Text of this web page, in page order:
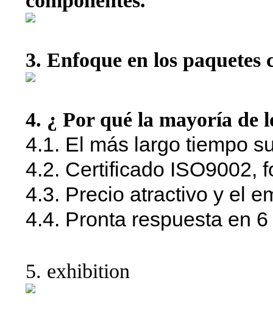
3. Enfoque en los paquetes
4. ¿ Por qué la mayoría de
4.1. El más largo tiempo
4.2. Certificado ISO9002,
4.3. Precio atractivo y el
4.4. Pronta respuesta en
5. exhibition